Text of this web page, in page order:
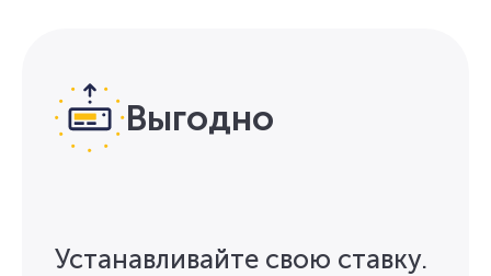
Выгодно
Устанавливайте свою ставку.